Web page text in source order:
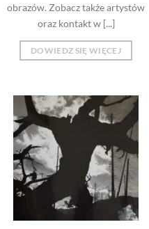
obrazów. Zobacz także artystów
oraz kontakt w [...]
DOWIEDZ SIĘ WIĘCEJ